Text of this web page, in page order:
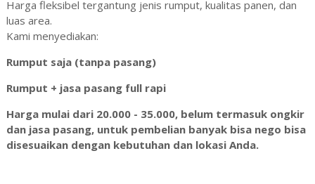
Harga fleksibel tergantung jenis rumput, kualitas panen, dan
luas area.
Kami menyediakan:
Rumput saja (tanpa pasang)
Rumput + jasa pasang full rapi
Harga mulai dari 20.000 - 35.000, belum termasuk ongkir
dan jasa pasang, untuk pembelian banyak bisa nego bisa
disesuaikan dengan kebutuhan dan lokasi Anda.